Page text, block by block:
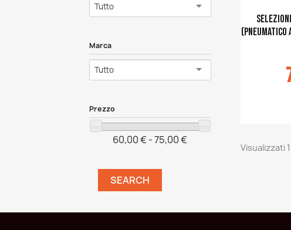
Tutto
Marca
Tutto
Prezzo
60,00 € - 75,00 € Ajouter au panier
Visualizzati